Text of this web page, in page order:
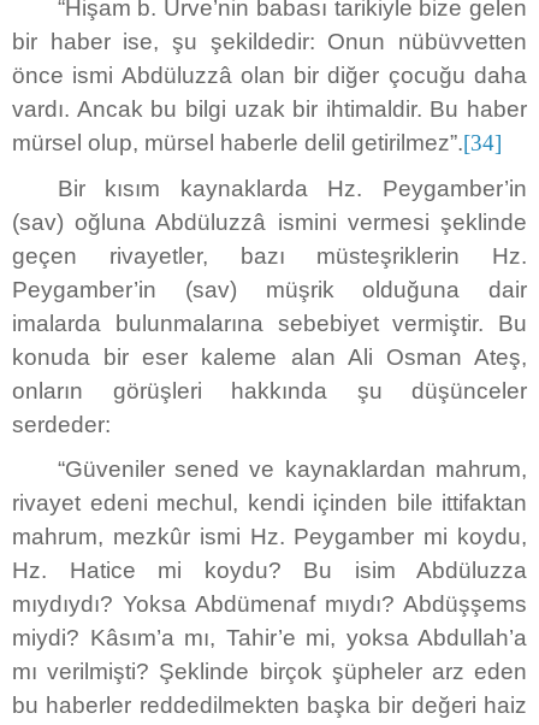
“Hişam b. Urve’nin babası tarikiyle bize gelen
bir haber ise, şu şekildedir: Onun nübüvvetten
önce ismi Abdüluzzâ olan bir diğer çocuğu daha
vardı. Ancak bu bilgi uzak bir ihtimaldir. Bu haber
mürsel olup, mürsel haberle delil getirilmez”.[34]
Bir kısım kaynaklarda Hz. Peygamber’in
(sav) oğluna Abdüluzzâ ismini vermesi şeklinde
geçen rivayetler, bazı müsteşriklerin Hz.
Peygamber’in (sav) müşrik olduğuna dair
imalarda bulunmalarına sebebiyet vermiştir. Bu
konuda bir eser kaleme alan Ali Osman Ateş,
onların görüşleri hakkında şu düşünceler
serdeder:
“Güveniler sened ve kaynaklardan mahrum,
rivayet edeni mechul, kendi içinden bile ittifaktan
mahrum, mezkûr ismi Hz. Peygamber mi koydu,
Hz. Hatice mi koydu? Bu isim Abdüluzza
mıydıydı? Yoksa Abdümenaf mıydı? Abdüşşems
miydi? Kâsım’a mı, Tahir’e mi, yoksa Abdullah’a
mı verilmişti? Şeklinde birçok şüpheler arz eden
bu haberler reddedilmekten başka bir değeri haiz